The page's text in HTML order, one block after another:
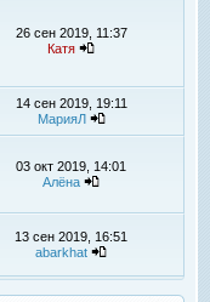
26 сен 2019, 11:37
Катя
14 сен 2019, 19:11
МарияЛ
03 окт 2019, 14:01
Алёна
13 сен 2019, 16:51
abarkhat